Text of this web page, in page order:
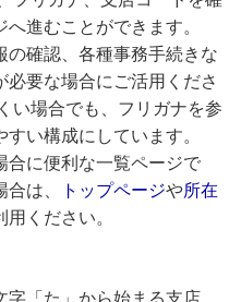
進むことができます。
の確認、各種事務手続きな
必要な場合にご活用くださ
い場合でも、フリガナを参
い構成にしています。
合に便利な一覧ページで
は、
トップページや所在
用ください。
字「た」から始まる支店